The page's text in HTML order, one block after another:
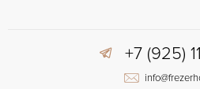
КАЛИБР/МЕХАНИЗМ +7 (925)